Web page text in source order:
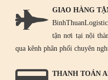
GIAO HÀNG
tận nơi tại nội
qua kênh phân phối chuyên
THANH TOÁN